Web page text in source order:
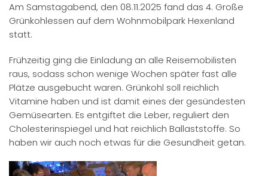
Am Samstagabend, den 08.11.2025 fand das 4. Große
Grünkohlessen auf dem Wohnmobilpark Hexenland
statt.
Frühzeitig ging die Einladung an alle Reisemobilisten
raus, sodass schon wenige Wochen später fast alle
Plätze ausgebucht waren. Grünkohl soll reichlich
Vitamine haben und ist damit eines der gesündesten
Gemüsearten. Es entgiftet die Leber, reguliert den
Cholesterinspiegel und hat reichlich Ballaststoffe. So
haben wir auch noch etwas für die Gesundheit getan.